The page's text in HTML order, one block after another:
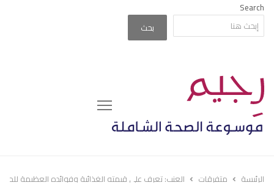
Search
بحث
Menu
الرئيسة متفرقات العنب: تعرف على قيمته الغذائية وفوائده العظيمة